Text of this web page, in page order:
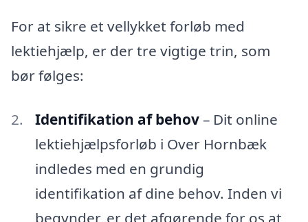
For at sikre et vellykket forløb med
lektiehjælp, er der tre vigtige trin, som
bør følges:
Identifikation af behov– Dit online
lektiehjælpsforløb i Over Hornbæk
indledes med en grundig
identifikation af dine behov. Inden vi
begynder, er det afgørende for os at